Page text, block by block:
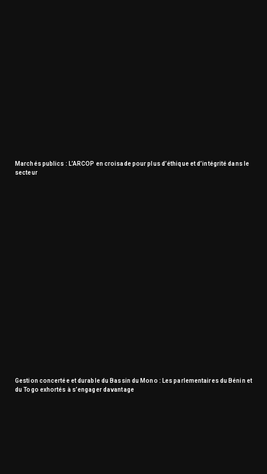
Marchés publics : L’ARCOP en croisade pour plus d’éthique et d’intégrité dans le
secteur
Gestion concertée et durable du Bassin du Mono : Les parlementaires du Bénin et
du Togo exhortés à s’engager davantage